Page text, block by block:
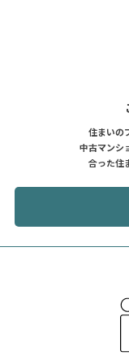
住まいの
中古マンシ
合った住